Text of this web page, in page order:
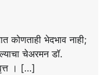
कोणताही भेदभाव नाही;
चेअरमन डॉ.
। […]